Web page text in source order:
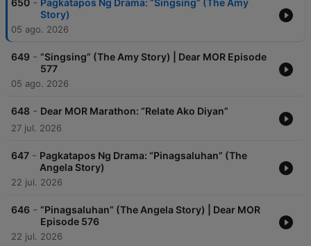
650
Pagkatapos Ng Drama: “Singsing” (The Amy
Story)
05 ago. 2026
649 - “Singsing” (The Amy Story) | Dear MOR Episode
577
05 ago. 2026
648 - Dear MOR Marathon: “Relate Ako Diyan”
27 jul. 2026
647 - Pagkatapos Ng Drama: “Pinagsaluhan” (The
Angela Story)
22 jul. 2026
646 - “Pinagsaluhan” (The Angela Story) | Dear MOR
Episode 576
22 jul. 2026